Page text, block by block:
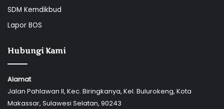
SDM Kemdikbud
Lapor BOS
Hubungi Kami
Alamat
Jalan Pahlawan II, Kec. Biringkanya, Kel. Bulurokeng, Kota
Makassar, Sulawesi Selatan, 90243